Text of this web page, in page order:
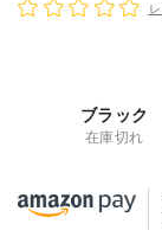
ブラック
在庫切れ